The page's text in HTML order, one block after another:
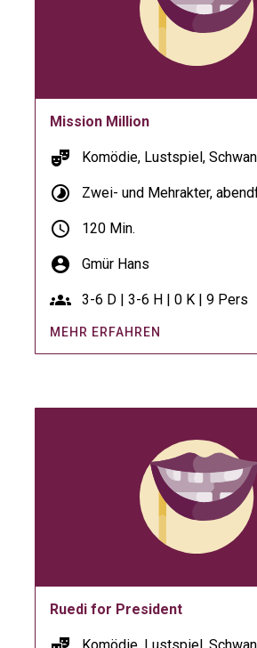
Mission Million
theater_comedy Komödie, Lustspiel,
timelapse Zwei- und Mehrakter,
schedule 120 Min.
account_circle Gmür Hans
groups 3-6 D | 3-6 H | 0 K | 9 Pers
MEHR ERFAHREN
Ruedi for President